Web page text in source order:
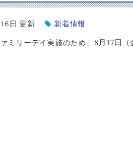
日 更新 新着情報
ミリーデイ実施のため、 8月17日